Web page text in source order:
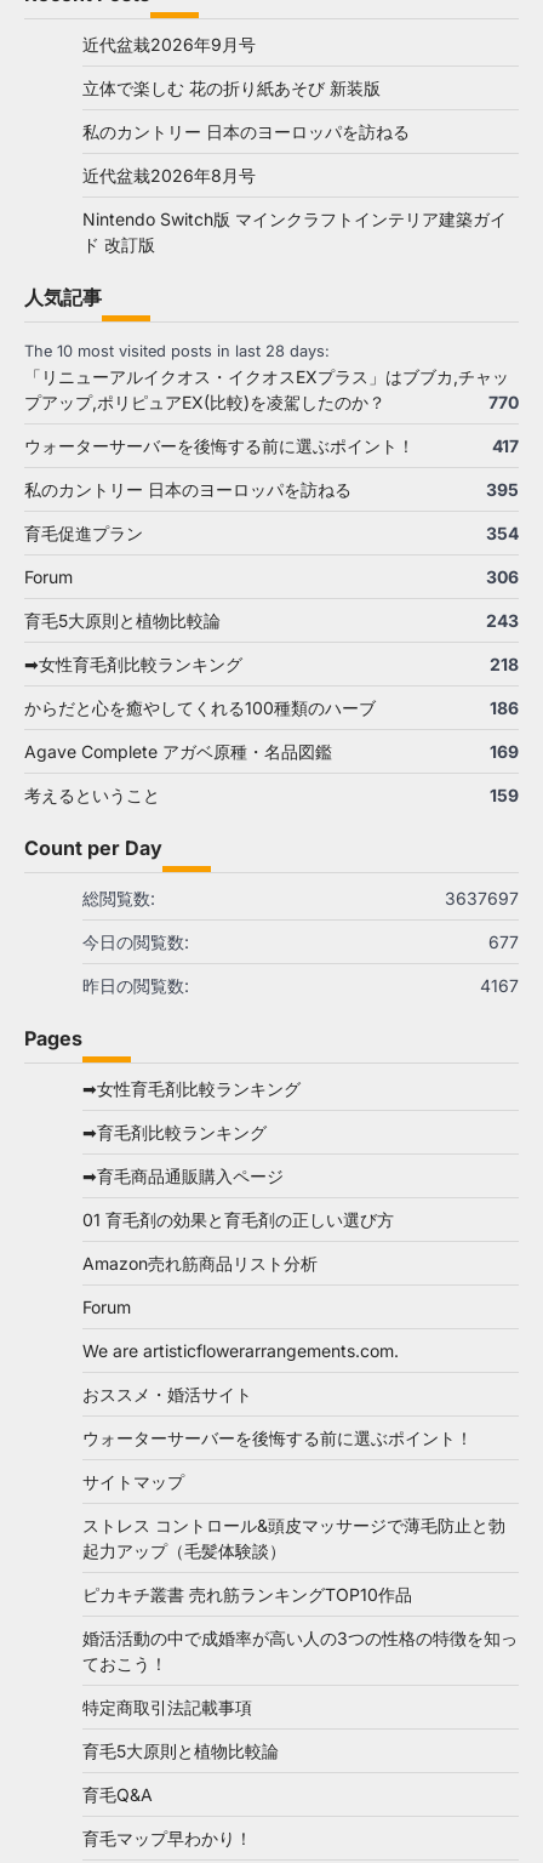
近代盆栽2026年9月号
立体で楽しむ 花の折り紙あそび 新装版
私のカントリー 日本のヨーロッパを訪ねる
近代盆栽2026年8月号
Nintendo Switch版 マインクラフトインテリア建築ガイ
ド 改訂版
人気記事
The 10 most visited posts in last 28 days:
「リニューアルイクオス・イクオスEXプラス」はブブカ,チャッ
プアップ,ポリピュアEX(比較)を凌駕したのか？
770
ウォーターサーバーを後悔する前に選ぶポイント！ 417
私のカントリー 日本のヨーロッパを訪ねる 395
育毛促進プラン 354
Forum 306
育毛5大原則と植物比較論 243
➡女性育毛剤比較ランキング 218
からだと心を癒やしてくれる100種類のハーブ 186
Agave Complete アガベ原種・名品図鑑 169
考えるということ 159
Count per Day
3637697
総閲覧数:
677
今日の閲覧数:
4167
昨日の閲覧数:
Pages
➡女性育毛剤比較ランキング
➡育毛剤比較ランキング
➡育毛商品通販購入ページ
01 育毛剤の効果と育毛剤の正しい選び方
Amazon売れ筋商品リスト分析
Forum
We are artisticflowerarrangements.com.
おススメ・婚活サイト
ウォーターサーバーを後悔する前に選ぶポイント！
サイトマップ
ストレス コントロール&頭皮マッサージで薄毛防止と勃
起力アップ（毛髪体験談）
ピカキチ叢書 売れ筋ランキングTOP10作品
婚活活動の中で成婚率が高い人の3つの性格の特徴を知っ
ておこう！
特定商取引法記載事項
育毛5大原則と植物比較論
育毛Q&A
育毛マップ早わかり！